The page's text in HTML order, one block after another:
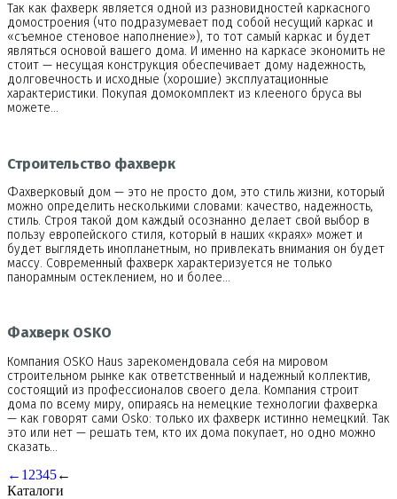
Так как фахверк является одной из разновидностей каркасного
домостроения (что подразумевает под собой несущий каркас и
«съемное стеновое наполнение»), то тот самый каркас и будет
являться основой вашего дома. И именно на каркасе экономить не
стоит — несущая конструкция обеспечивает дому надежность,
долговечность и исходные (хорошие) эксплуатационные
характеристики. Покупая домокомплект из клееного бруса вы
можете…
Строительство фахверк
Фахверковый дом — это не просто дом, это стиль жизни, который
можно определить несколькими словами: качество, надежность,
стиль. Строя такой дом каждый осознанно делает свой выбор в
пользу европейского стиля, который в наших «краях» может и
будет выглядеть инопланетным, но привлекать внимания он будет
массу. Современный фахверк характеризуется не только
панорамным остеклением, но и более…
Фахверк OSKO
Компания OSKO Haus зарекомендовала себя на мировом
строительном рынке как ответственный и надежный коллектив,
состоящий из профессионалов своего дела. Компания строит
дома по всему миру, опираясь на немецкие технологии фахверка
— как говорят сами Osko: только их фахверк истинно немецкий. Так
это или нет — решать тем, кто их дома покупает, но одно можно
сказать…
← 1 2345←
Каталоги